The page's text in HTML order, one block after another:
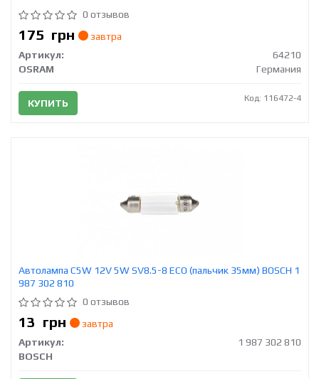
0 отзывов
175 грн
завтра
Артикул:
64210
OSRAM
Германия
КУПИТЬ Код: 116472-4
Автолампа C5W 12V 5W SV8.5-8 ECO (пальчик 35мм) BOSCH 1
987 302 810
0 отзывов
13 грн
завтра
Артикул:
1 987 302 810
BOSCH